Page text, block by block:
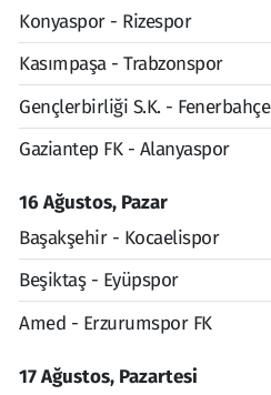
Konyaspor - Rizespor
Kasımpaşa - Trabzonspor
Gençlerbirliği S.K. - Fenerbahçe
Gaziantep FK - Alanyaspor
16 Ağustos, Pazar
Başakşehir - Kocaelispor
Beşiktaş - Eyüpspor
Amed - Erzurumspor FK
17 Ağustos, Pazartesi